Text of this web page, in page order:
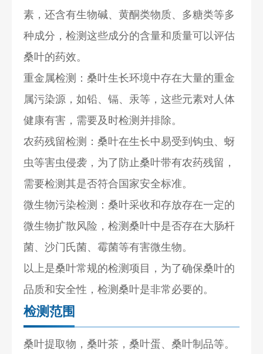
素，还含有生物碱、黄酮类物质、多糖类等多
种成分，检测这些成分的含量和质量可以评估
桑叶的药效。
重金属检测：桑叶生长环境中存在大量的重金
属污染源，如铅、镉、汞等，这些元素对人体
健康有害，需要及时检测并排除。
农药残留检测：桑叶在生长中易受到钩虫、蚜
虫等害虫侵袭，为了防止桑叶带有农药残留，
需要检测其是否符合国家安全标准。
微生物污染检测：桑叶采收和存放存在一定的
微生物扩散风险，检测桑叶中是否存在大肠杆
菌、沙门氏菌、霉菌等有害微生物。
以上是桑叶常规的检测项目，为了确保桑叶的
品质和安全性，检测桑叶是非常必要的。
检测范围
桑叶提取物，桑叶茶，桑叶蛋、桑叶制品等。